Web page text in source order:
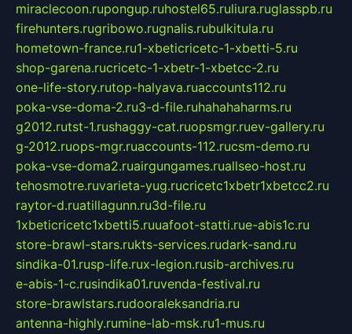
miraclecoon.rupongup.ruhostel65.ruliura.ruglasspb.ru
firehunters.rugribowo.rugnalis.rubulkitula.ru
hometown-france.ru1-xbeticricetc-1-xbetti-5.ru
shop-garena.rucricetc-1-xbetr-1-xbetcc-2.ru
one-life-story.rutop-halyava.ruaccounts112.ru
poka-vse-doma-2.ru3-d-file.ruhahahaharms.ru
g2012.rutst-1.rushaggy-cat.ruopsmgr.ruev-gallery.ru
g-2012.ruops-mgr.ruaccounts-112.rucsm-demo.ru
poka-vse-doma2.ruairgungames.ruallseo-host.ru
tehosmotre.ruvarieta-yug.rucricetc1xbetr1xbetcc2.ru
raytor-d.ruatillagunn.ru3d-file.ru
1xbeticricetc1xbetti5.ruuafoot-statti.rue-abis1c.ru
store-brawl-stars.rukts-services.rudark-sand.ru
sindika-01.rusp-life.rux-legion.rusib-archives.ru
e-abis-1-c.rusindika01.ruvenda-festival.ru
store-brawlstars.rudooraleksandria.ru
antenna-highly.rumine-lab-msk.ru1-mus.ru